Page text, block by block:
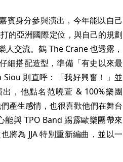
賓身分參與演出，今年能以自己
的亞洲國際定位，與自己的規劃
交流。鶴 The Crane 也透露，
細搭配造型，準備「有史以來最
Siou 則直呼：「我好興奮！」並
，他點名范曉萱 & 100%樂團
產生感情，也很喜歡他們在舞台
能與 TPO Band 踢霹歐樂團帶來
將為 JJA 特別重新編曲，並以一